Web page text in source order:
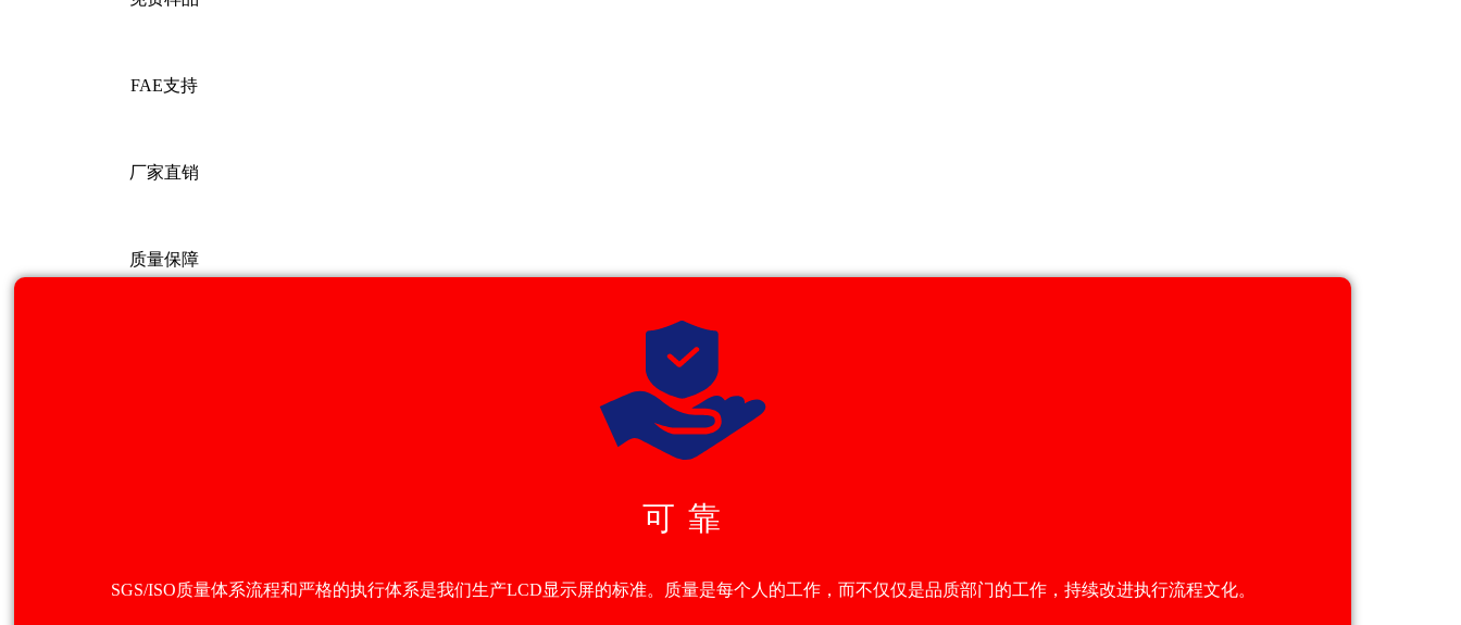
FAE支持
厂家直销
质量保障
可 靠
SGS/ISO质量体系流程和严格的执行体系是我们生产LCD显示屏的标准。质量是每个人的工作，而不仅仅是品质部门的工作，持续改进执行流程文化。